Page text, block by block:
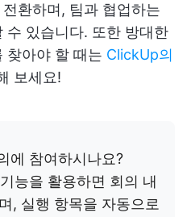
환하며, 팀과 협업하는
수 있습니다. 또한 방대한
찾아야 할 때는 ClickUp의
보세요!
에 참여하시나요?
능을 활용하면 회의 내
, 실행 항목을 자동으로